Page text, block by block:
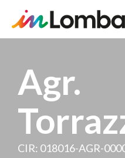
InhaltAgr.
CIR: 018016-AGR-